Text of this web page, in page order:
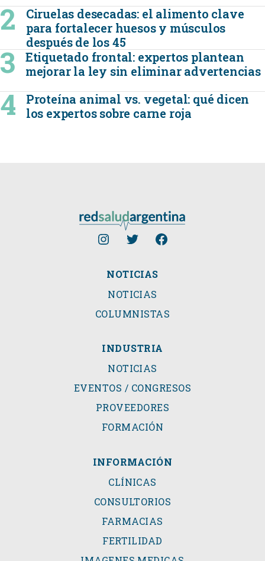
Ciruelas desecadas: el alimento clave
para fortalecer huesos y músculos
después de los 45
Etiquetado frontal: expertos plantean
mejorar la ley sin eliminar advertencias
Proteína animal vs. vegetal: qué dicen
los expertos sobre carne roja
NOTICIAS
NOTICIAS
COLUMNISTAS
INDUSTRIA
NOTICIAS
EVENTOS / CONGRESOS
PROVEEDORES
FORMACIÓN
INFORMACIÓN
CLÍNICAS
CONSULTORIOS
FARMACIAS
FERTILIDAD